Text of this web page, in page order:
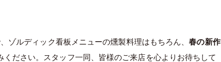
ゾルディック看板メニューの燻製料理はもちろん、春の新作
ください。スタッフ一同、皆様のご来店を心よりお待ちして